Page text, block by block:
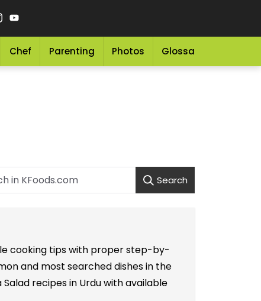
Chef Parenting Photos Glossary
Search
cooking tips with proper step-by-
and most searched dishes in the
recipes in Urdu with available